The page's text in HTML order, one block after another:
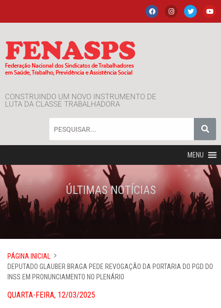
CONSTRUINDO UM NOVO INSTRUMENTO DE
LUTA DA CLASSE TRABALHADORA
MENU
ÚLTIMAS NOTÍCIAS
PÁGINA INICIAL
DEPUTADO GLAUBER BRAGA PEDE REVOGAÇÃO DA PORTARIA DO PGD DO
INSS EM PRONUNCIAMENTO NO PLENÁRIO
QUARTA-FEIRA, 12/03/2025